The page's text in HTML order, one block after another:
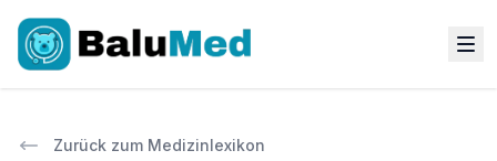
Zurück zum Medizinlexikon